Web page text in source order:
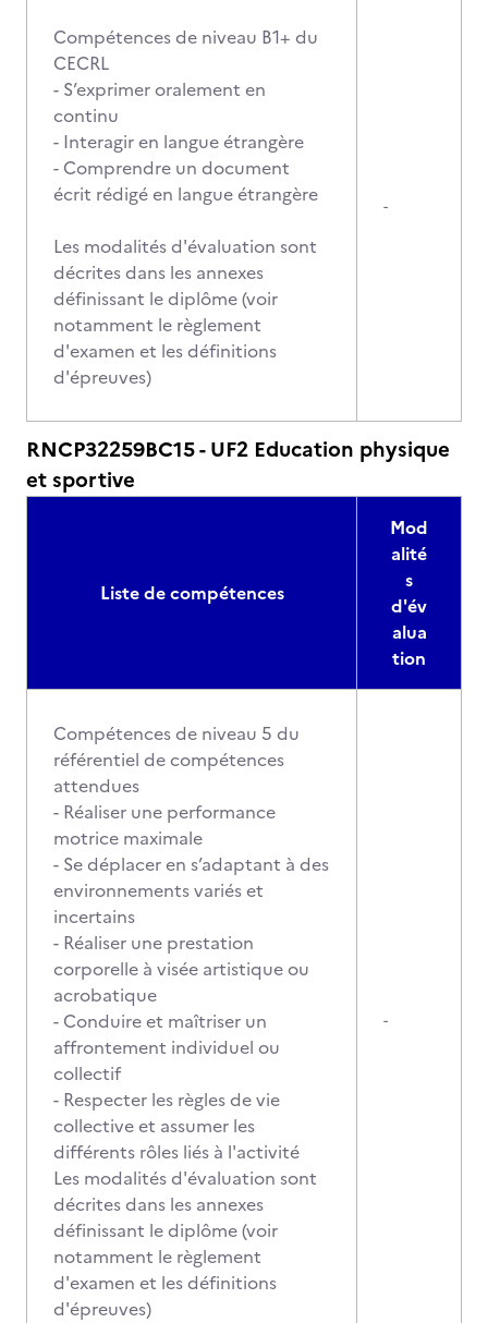
Compétences de niveau B1+ du
CECRL
- S’exprimer oralement en
continu
- Interagir en langue étrangère
- Comprendre un document
écrit rédigé en langue étrangère
Les modalités d'évaluation sont
décrites dans les annexes
définissant le diplôme (voir
notamment le règlement
d'examen et les définitions
d'épreuves)
-
RNCP32259BC15 - UF2 Education physique
et sportive
Liste de compétences
Mod
alité
s
d'év
alua
tion
Compétences de niveau 5 du
référentiel de compétences
attendues
- Réaliser une performance
motrice maximale
- Se déplacer en s’adaptant à des
environnements variés et
incertains
- Réaliser une prestation
corporelle à visée artistique ou
acrobatique
- Conduire et maîtriser un
affrontement individuel ou
collectif
- Respecter les règles de vie
collective et assumer les
différents rôles liés à l'activité
Les modalités d'évaluation sont
décrites dans les annexes
définissant le diplôme (voir
notamment le règlement
d'examen et les définitions
d'épreuves)
-